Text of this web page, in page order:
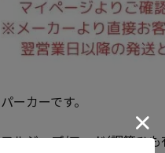
パーカーです。
フルジップ/フード(調節ひ